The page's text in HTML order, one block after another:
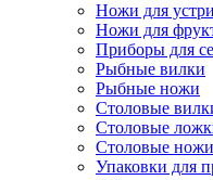
Ножи для
Ножи для
Приборы для
Рыбные вилки
Рыбные ножи
Столовые
Столовые
Столовые ножи
Упаковки для